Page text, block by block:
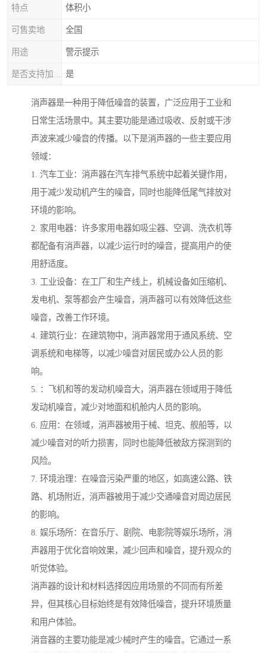
特点 体积小
可售卖地 全国
用途 警示提示
是
消声器是一种用于降低噪音的装置，广泛应用于工业和
日常生活场景中。其主要功能是通过吸收、反射或干涉
声波来减少噪音的传播。以下是消声器的一些主要应用
领域：
1. 汽车工业：消声器在汽车排气系统中起着关键作用，
用于减少发动机产生的噪音，同时也能降低尾气排放对
环境的影响。
2. 家用电器：许多家用电器如吸尘器、空调、洗衣机等
都配备有消声器，以减少运行时的噪音，提高用户的使
用舒适度。
3. 工业设备：在工厂和生产线上，机械设备如压缩机、
发电机、泵等都会产生噪音，消声器可以有效降低这些
噪音，改善工作环境。
4. 建筑行业：在建筑物中，消声器常用于通风系统、空
调系统和电梯等，以减少噪音对居民或办公人员的影
响。
5. ：飞机和等的发动机噪音大，消声器在领域用于降低
发动机噪音，减少对地面和机舱内人员的影响。
6. 应用：在领域，消声器被用于械、坦克、舰船等，以
减少噪音对的听力损害，同时也能降低被敌方探测到的
风险。
7. 环境治理：在噪音污染严重的地区，如高速公路、铁
路、机场附近，消声器被用于减少交通噪音对周边居民
的影响。
8. 娱乐场所：在音乐厅、剧院、电影院等娱乐场所，消
声器用于优化音响效果，减少回声和噪音，提升观众的
听觉体验。
消声器的设计和材料选择因应用场景的不同而有所差
异，但其核心目标始终是有效降低噪音，提升环境质量
和用户体验。
消音器的主要功能是减少械时产生的噪音。它通过一系